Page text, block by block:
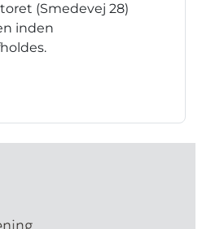
(Smedevej 28)
inden